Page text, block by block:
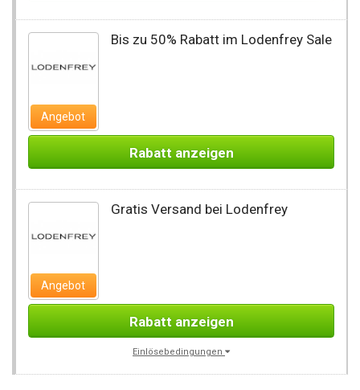
Angebot
Bis zu 50% Rabatt im Lodenfrey Sale
Rabatt anzeigen
Angebot
Gratis Versand bei Lodenfrey
Rabatt anzeigen
Einlösebedingungen